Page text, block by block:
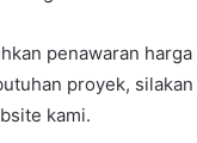
penawaran
proyek,
kami.